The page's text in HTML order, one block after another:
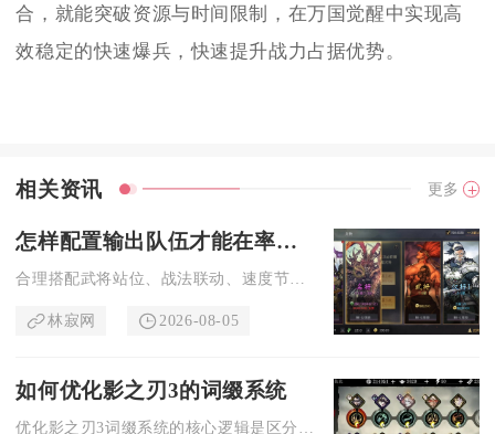
合，就能突破资源与时间限制，在万国觉醒中实现高
效稳定的快速爆兵，快速提升战力占据优势。
相关资讯 更多
怎样配置输出队伍才能在率土之滨中表现出色
林寂网 2026-08-05
如何优化影之刃3的词缀系统